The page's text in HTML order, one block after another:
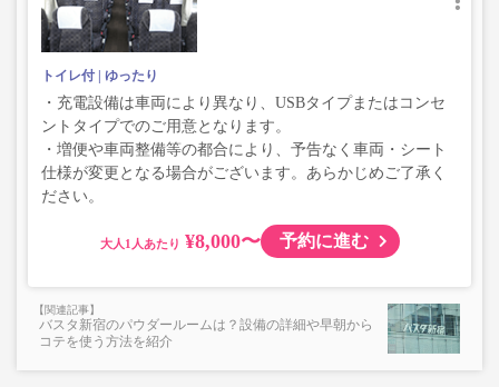
トイレ付 ゆったり
・充電設備は車両により異なり、USBタイプまたはコンセ
ントタイプでのご用意となります。
・増便や車両整備等の都合により、予告なく車両・シート
仕様が変更となる場合がございます。あらかじめご了承く
ださい。
大人 ¥8,000〜 予約に進む
バスタ新宿のパウダールームは？設備の詳細や早朝から
コテを使う方法を紹介